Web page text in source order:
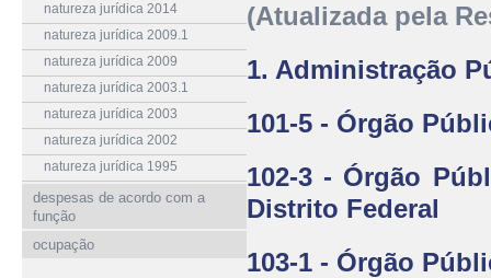
natureza jurídica 2014
natureza jurídica 2009.1
natureza jurídica 2009
natureza jurídica 2003.1
natureza jurídica 2003
natureza jurídica 2002
natureza jurídica 1995
despesas de acordo com a
função
ocupação
(Atualizada pela
1. Administração
101-5 - Órgão
102-3 - Órgão
Distrito Federal
103-1 - Órgão